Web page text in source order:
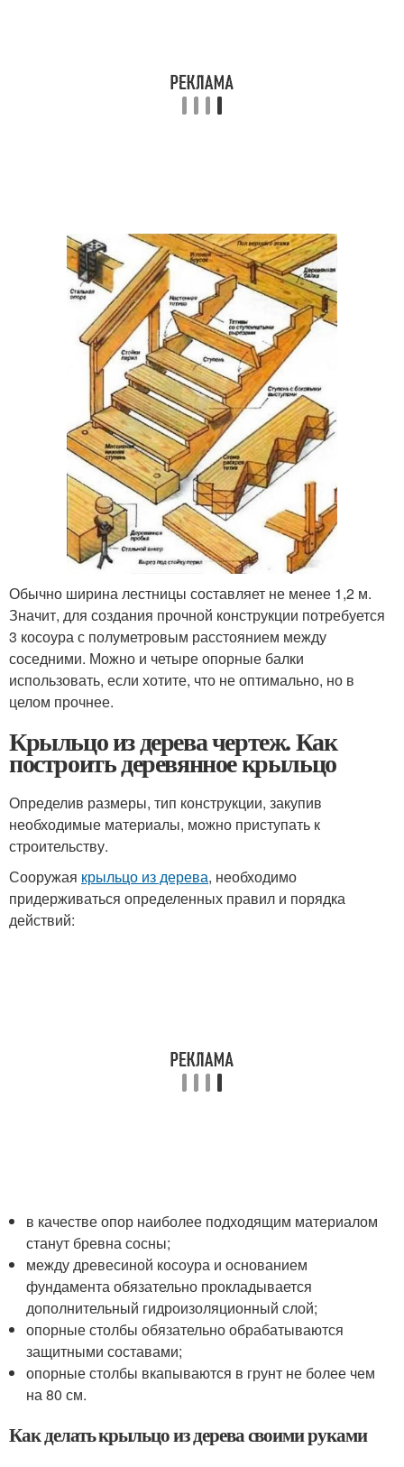
Обычно ширина лестницы составляет не менее 1,2 м.
Значит, для создания прочной конструкции потребуется
3 косоура с полуметровым расстоянием между
соседними. Можно и четыре опорные балки
использовать, если хотите, что не оптимально, но в
целом прочнее.
Крыльцо из дерева чертеж. Как
построить деревянное крыльцо
Определив размеры, тип конструкции, закупив
необходимые материалы, можно приступать к
строительству.
Сооружая крыльцо из дерева, необходимо
придерживаться определенных правил и порядка
действий:
в качестве опор наиболее подходящим материалом
станут бревна сосны;
между древесиной косоура и основанием
фундамента обязательно прокладывается
дополнительный гидроизоляционный слой;
опорные столбы обязательно обрабатываются
защитными составами;
опорные столбы вкапываются в грунт не более чем
на 80 см.
Как делать крыльцо из дерева своими руками